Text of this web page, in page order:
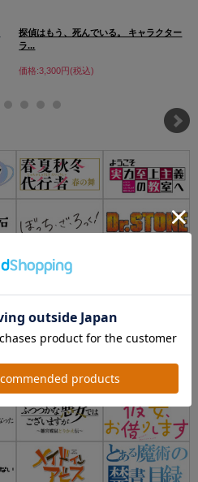
探偵はもう、死んでいる。 キャラクター
ラ...
価格:3,300円(税込)